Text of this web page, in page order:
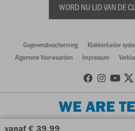
vanaf € 39,99
WORD NU LID VAN DE
Gegevensbescherming Klokkenluider
Algemene Voorwaarden
Impressum
WE ARE